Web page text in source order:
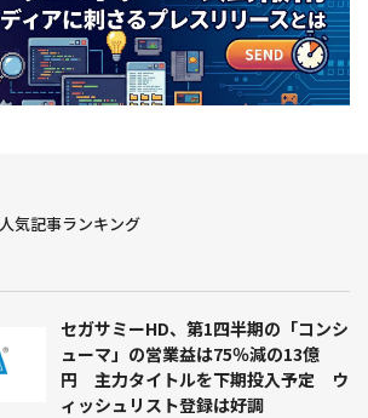
人気記事ランキング
セガサミーHD、第1四半期の「コンシ
ューマ」の営業益は75％減の13億
円 主力タイトルを下期投入予定 ウ
ィッシュリスト登録は好調